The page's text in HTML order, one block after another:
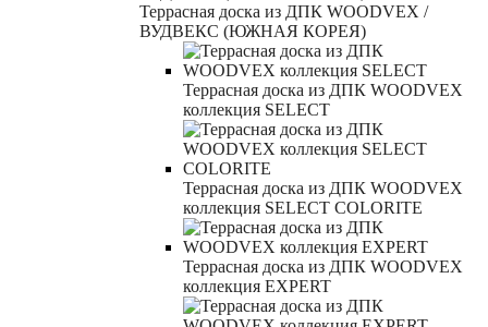
Террасная доска из ДПК WOODVEX /
ВУДВЕКС (ЮЖНАЯ КОРЕЯ)
Террасная доска из ДПК WOODVEX
коллекция SELECT
Террасная доска из ДПК WOODVEX
коллекция SELECT COLORITE
Террасная доска из ДПК WOODVEX
коллекция EXPERT